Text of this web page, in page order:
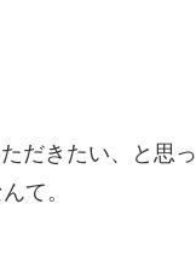
だきたい、と思っ
て。